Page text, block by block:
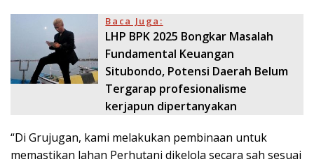
Baca Juga:
LHP BPK 2025 Bongkar Masalah
Fundamental Keuangan
Situbondo, Potensi Daerah Belum
Tergarap profesionalisme
kerjapun dipertanyakan
“Di Grujugan, kami melakukan pembinaan untuk
memastikan lahan Perhutani dikelola secara sah sesuai